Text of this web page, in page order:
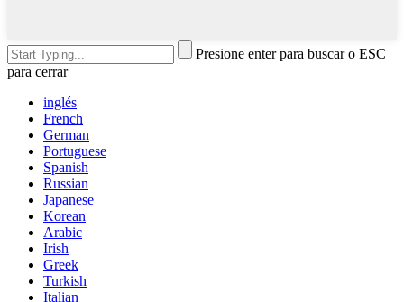
Presione enter para buscar o ESC
para cerrar
inglés
French
German
Portuguese
Spanish
Russian
Japanese
Korean
Arabic
Irish
Greek
Turkish
Italian